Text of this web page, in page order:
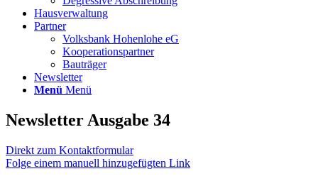
Hausverwaltung
Partner
Volksbank Hohenlohe eG
Kooperationspartner
Bauträger
Newsletter
Menü Menü
Newsletter Ausgabe 34
Direkt zum Kontaktformular
Folge einem manuell hinzugefügten Link